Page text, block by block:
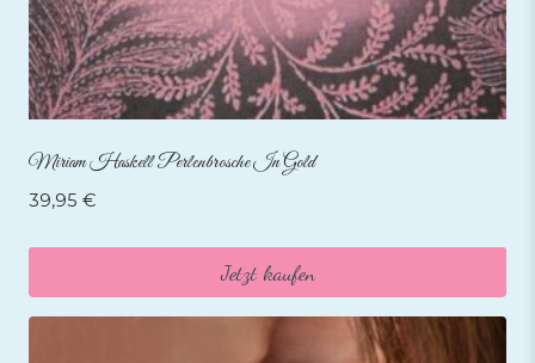
Miriam Haskell Perlenbrosche In Gold
39,95 €
Jetzt kaufen